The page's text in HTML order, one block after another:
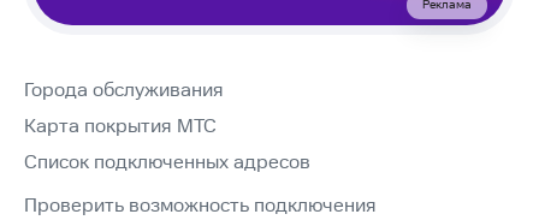
Реклама
Города обслуживания
Карта покрытия МТС
Список подключенных адресов
Проверить возможность подключения